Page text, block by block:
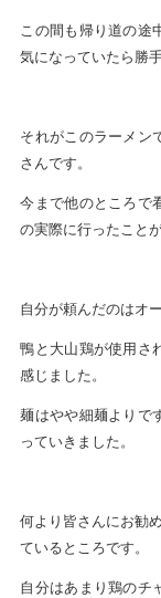
この間も帰り道の途
気になっていたら勝
それがこのラーメン
さんです。
今まで他のところで
の実際に行ったこと
自分が頼んだのはオ
鴨と大山鶏が使用さ
感じました。
麺はやや細麺よりで
っていきました。
何より皆さんにお勧
ているところです。
自分はあまり鶏のチ